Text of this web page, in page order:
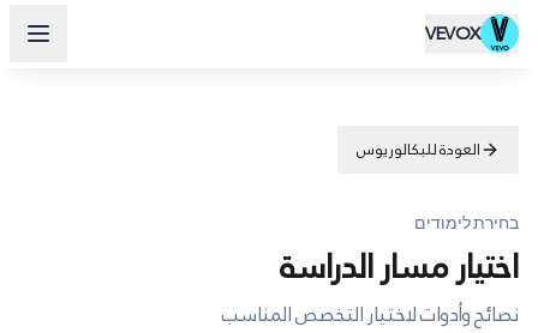
VEVOX
العودة للبكالوريوس
בחירת לימודים
اختيار مسار الدراسة
نصائح وأدوات لاختيار التخصص المناسب